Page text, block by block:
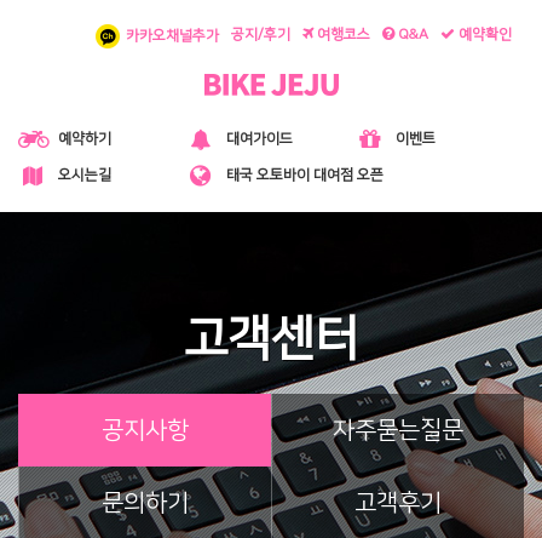
카카오채널추가 공지/후기 여행코스 Q&A 예약확인
예약하기 대여가이드 이벤트
오시는길 태국 오토바이 대여점 오픈
고객센터
공지사항 자주묻는질문
문의하기 고객후기